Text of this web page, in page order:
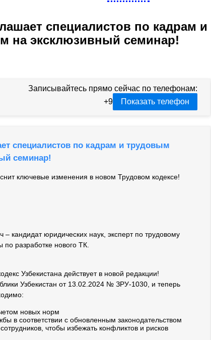
специалистов по кадрам и
на эксклюзивный семинар!
Записывайтесь прямо сейчас по телефонам:
+9
Показать телефон
специалистов по кадрам и трудовым
семинар!
ключевые изменения в новом Трудовом кодексе!
кандидат юридических наук, эксперт по трудовому
по разработке нового ТК.
Узбекистана действует в новой редакции!
Узбекистан от 13.02.2024 № ЗРУ-1030, и теперь
новых норм
в соответствии с обновленным законодательством
чтобы избежать конфликтов и рисков